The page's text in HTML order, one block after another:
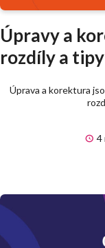
Úpravy a
rozdíly a tipy
Úprava a korektura
4